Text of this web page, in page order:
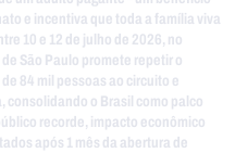
e incentiva que toda a família viva
10 e 12 de julho de 2026, no
São Paulo promete repetir o
84 mil pessoas ao circuito e
consolidando o Brasil como palco
recorde, impacto econômico
após 1 mês da abertura de